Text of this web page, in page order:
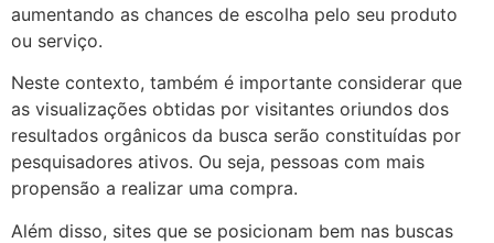
aumentando as chances de escolha pelo seu produto
ou serviço.
Neste contexto, também é importante considerar que
as visualizações obtidas por visitantes oriundos dos
resultados orgânicos da busca serão constituídas por
pesquisadores ativos. Ou seja, pessoas com mais
propensão a realizar uma compra.
Além disso, sites que se posicionam bem nas buscas